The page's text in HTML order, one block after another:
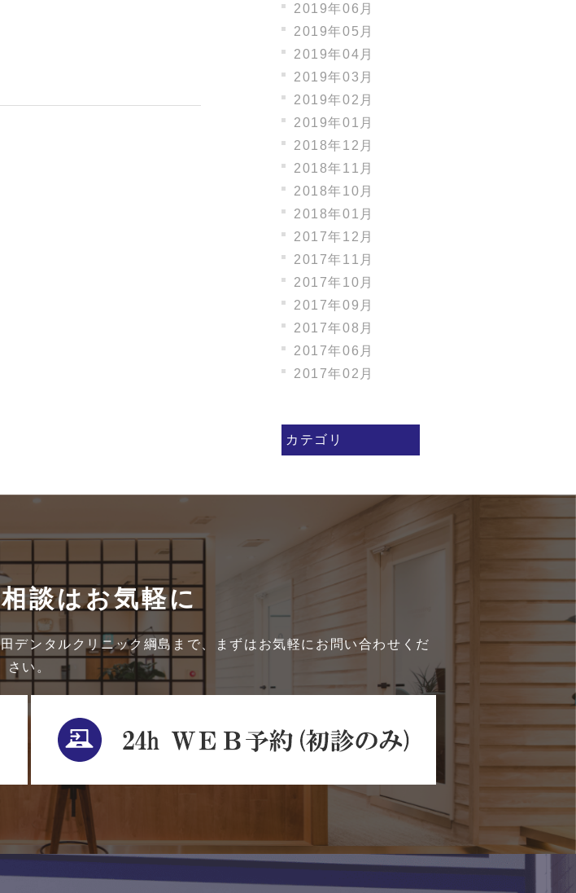
2019年06月
2019年05月
2019年04月
2019年03月
2019年02月
2019年01月
2018年12月
2018年11月
2018年10月
2018年01月
2017年12月
2017年11月
2017年10月
2017年09月
2017年08月
2017年06月
2017年02月
カテゴリ
談はお気軽に
デンタルクリニック綱島まで、まずはお気軽にお問い合わせくだ
さい。